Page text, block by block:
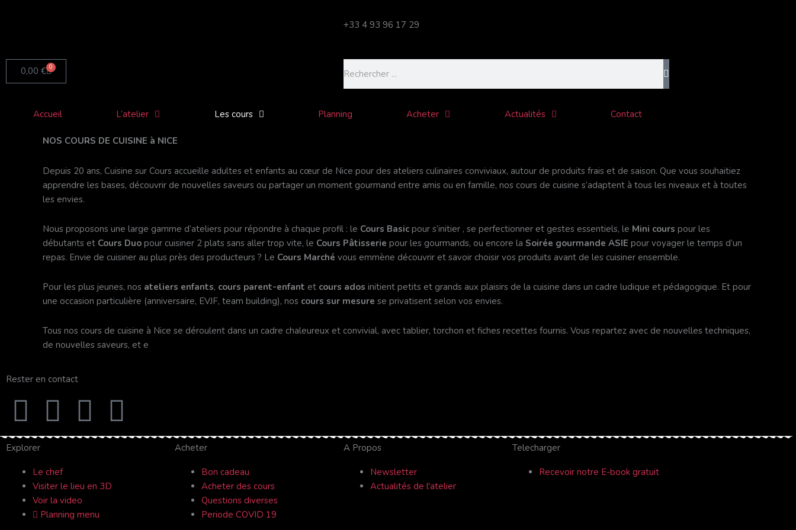
+33 4 93 96 17 29
0,00 € 0
Panier
Accueil L’atelier Les cours Planning Acheter Actualités Contact
NOS COURS DE CUISINE à NICE
Depuis 20 ans, Cuisine sur Cours accueille adultes et enfants au cœur de Nice pour des ateliers culinaires conviviaux, autour de produits frais et de saison. Que vous souhaitiez
apprendre les bases, découvrir de nouvelles saveurs ou partager un moment gourmand entre amis ou en famille, nos cours de cuisine s’adaptent à tous les niveaux et à toutes
les envies.
Nous proposons une large gamme d’ateliers pour répondre à chaque profil : le Cours Basicpour s’initier , se perfectionner et gestes essentiels, le Mini cours pour les
débutants et Cours Duo pour cuisiner 2 plats sans aller trop vite, le Cours Pâtisserie pour les gourmands, ou encore la Soirée gourmande ASIE pour voyager le temps d’un
repas. Envie de cuisiner au plus près des producteurs ? Le Cours Marché vous emmène découvrir et savoir choisir vos produits avant de les cuisiner ensemble.
Pour les plus jeunes, nos ateliers enfants, cours parent-enfant et cours ados initient petits et grands aux plaisirs de la cuisine dans un cadre ludique et pédagogique. Et pour
une occasion particulière (anniversaire, EVJF, team building), nos cours sur mesure se privatisent selon vos envies.
Tous nos cours de cuisine à Nice se déroulent dans un cadre chaleureux et convivial, avec tablier, torchon et fiches recettes fournis. Vous repartez avec de nouvelles techniques,
de nouvelles saveurs, et e
Rester en contact
F
a
c
e
Y
o
u
t
I
n
t
T
r
Explorer
Le chef
Visiter le lieu en 3D
Voir la video
Planning menu
Acheter
Bon cadeau
Acheter des cours
Questions diverses
Periode COVID 19
A Propos
Newsletter
Actualités de l'atelier
Telecharger
Recevoir notre E-book gratuit